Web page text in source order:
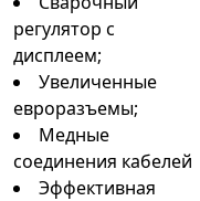
регулятор с
дисплеем;
Увеличенные
евроразъемы;
Медные
соединения кабелей;
Эффективная